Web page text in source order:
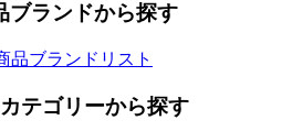
ブランドから探す
品ブランドリスト
テゴリーから探す